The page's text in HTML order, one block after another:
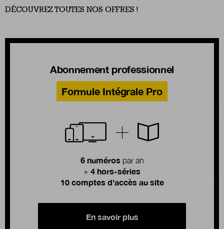
DÉCOUVREZ TOUTES NOS OFFRES !
Abonnement professionnel
Formule Intégrale Pro
6 numéros par an
+ 4 hors-séries
10 comptes d'accès au site
En savoir plus